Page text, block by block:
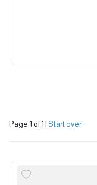
Page 1 of 1 | Start over